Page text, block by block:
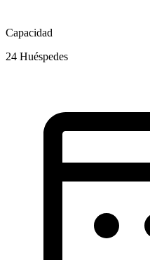
Capacidad
24 Huéspedes